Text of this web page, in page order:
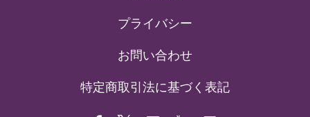
プライバシー
お問い合わせ
特定商取引法に基づく表記